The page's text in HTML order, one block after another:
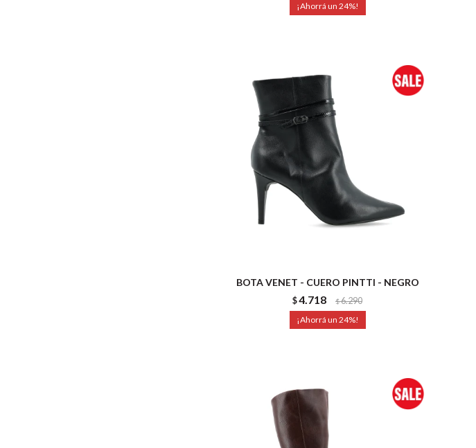
24
BOTA VENET - CUERO PINTTI - NEGRO
$4.718 $6.290
24